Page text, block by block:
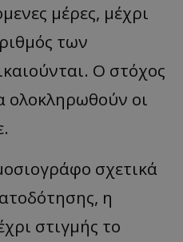
μέρες, μέχρι
των
Ο στόχος
ολοκληρωθούν οι
σχετικά
η
στιγμής το